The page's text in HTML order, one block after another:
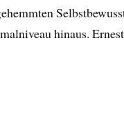
hinaus.